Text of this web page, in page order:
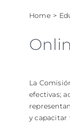
Ayuda 24/7
Home
La
efectivas;
y capacitar